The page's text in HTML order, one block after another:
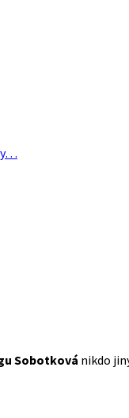
Sobotková nikdo